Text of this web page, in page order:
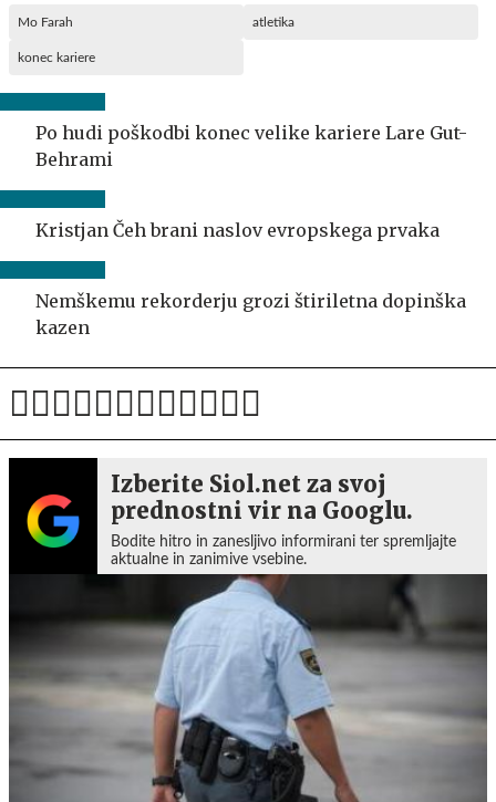
Mo Farah atletika
konec kariere
Po hudi poškodbi konec velike kariere Lare Gut-
Behrami
Kristjan Čeh brani naslov evropskega prvaka
Nemškemu rekorderju grozi štiriletna dopinška
kazen
Izberite Siol.net za svoj
prednostni vir na Googlu.
Bodite hitro in zanesljivo informirani ter spremljajte
aktualne in zanimive vsebine.